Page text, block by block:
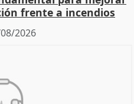
frente a incendios
2026